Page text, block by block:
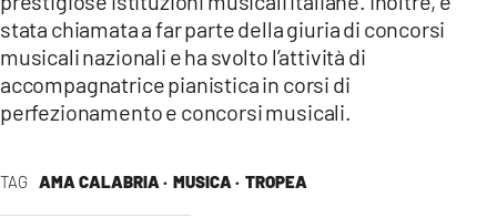
TAG AMA CALABRIA · MUSICA · TROPEA
stata chiamata a far parte della giuria di concorsi
musicali nazionali e ha svolto l’attività di
accompagnatrice pianistica in corsi di
perfezionamento e concorsi musicali.